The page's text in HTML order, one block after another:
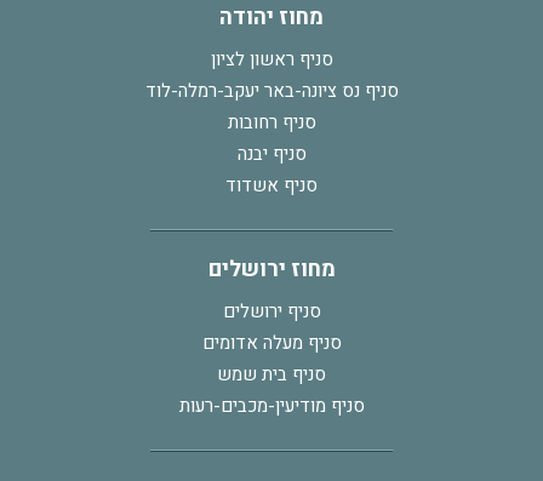
מחוז יהודה
סניף ראשון לציון
סניף נס ציונה-באר יעקב-רמלה-לוד
סניף רחובות
סניף יבנה
סניף אשדוד
מחוז ירושלים
סניף ירושלים
סניף מעלה אדומים
סניף בית שמש
סניף מודיעין-מכבים-רעות